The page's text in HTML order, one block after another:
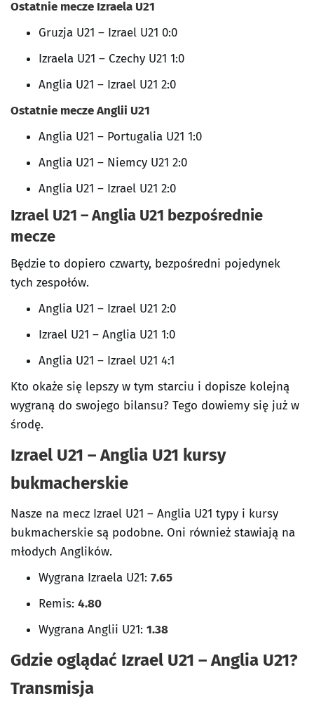
Ostatnie mecze Izraela U21
Gruzja U21 – Izrael U21 0:0
Izraela U21 – Czechy U21 1:0
Anglia U21 – Izrael U21 2:0
Ostatnie mecze Anglii U21
Anglia U21 – Portugalia U21 1:0
Anglia U21 – Niemcy U21 2:0
Anglia U21 – Izrael U21 2:0
Izrael U21 – Anglia U21 bezpośrednie
mecze
Będzie to dopiero czwarty, bezpośredni pojedynek
tych zespołów.
Anglia U21 – Izrael U21 2:0
Izrael U21 – Anglia U21 1:0
Anglia U21 – Izrael U21 4:1
Kto okaże się lepszy w tym starciu i dopisze kolejną
wygraną do swojego bilansu? Tego dowiemy się już w
środę.
Izrael U21 – Anglia U21 kursy
bukmacherskie
Nasze na mecz Izrael U21 – Anglia U21 typy i kursy
bukmacherskie są podobne. Oni również stawiają na
młodych Anglików.
Wygrana Izraela U21: 7.65
Remis: 4.80
Wygrana Anglii U21: 1.38
Gdzie oglądać Izrael U21 – Anglia U21?
Transmisja